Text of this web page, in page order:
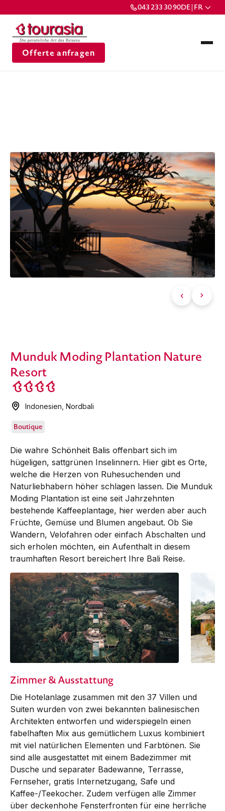
043 233 30 90DE | FR
Offerte anfragen
Munduk Moding Plantation Nature
Resort
Indonesien ,Nordbali
Boutique
Die wahre Schönheit Balis offenbart sich im
hügeligen, sattgrünen Inselinnern. Hier gibt es Orte,
welche die Her­zen von Ruhe­suchenden und
Naturliebhabern höher schlagen lassen. Die Munduk
Moding Plan­­tation ist eine seit Jahrzehnten
bestehende Kaffeeplantage, hier werden aber auch
Früchte, Gemüse und Blumen angebaut. Ob Sie
Wandern, Velofahren oder ein­fach Abschalten und
sich erholen möchten, ein Aufenthalt in diesem
traumhaften Re­sort bereichert Ihre Bali Reise.
Zimmer & Ausstattung
Die Hotelanlage zusammen mit den 37 Villen und
Suiten wurden von zwei bekannten balinesischen
Architekten entworfen und widerspiegeln einen
fabelhaften Mix aus gemütlichem Luxus kombiniert
mit viel natürlichen Elementen und Farbtönen. Sie
sind alle ausgestattet mit einem Badezimmer mit
Dusche und separater Badewanne, Terrasse,
Fernseher, gratis Internetzugang, Safe und
Kaffee-/Teekocher. Zudem verfügen alle Zimmer
über deckenhohe Fensterfronten für eine herrliche